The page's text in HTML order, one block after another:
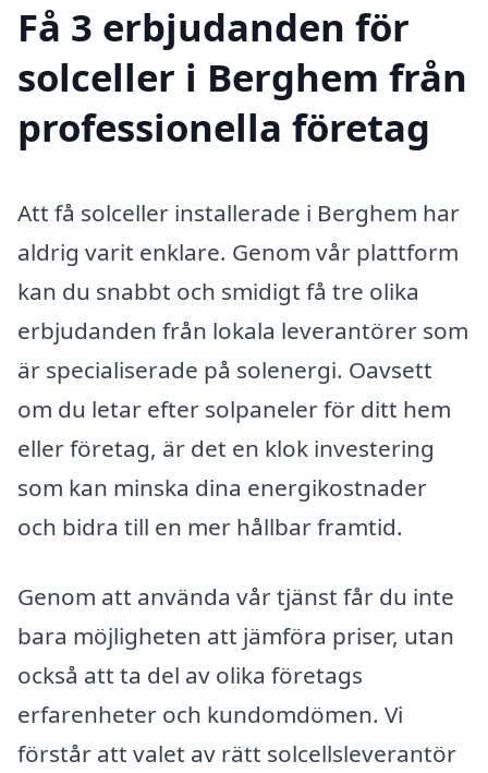
Få 3 erbjudanden för
solceller i Berghem från
professionella företag
Att få solceller installerade i Berghem har
aldrig varit enklare. Genom vår plattform
kan du snabbt och smidigt få tre olika
erbjudanden från lokala leverantörer som
är specialiserade på solenergi. Oavsett
om du letar efter solpaneler för ditt hem
eller företag, är det en klok investering
som kan minska dina energikostnader
och bidra till en mer hållbar framtid.
Genom att använda vår tjänst får du inte
bara möjligheten att jämföra priser, utan
också att ta del av olika företags
erfarenheter och kundomdömen. Vi
förstår att valet av rätt solcellsleverantör